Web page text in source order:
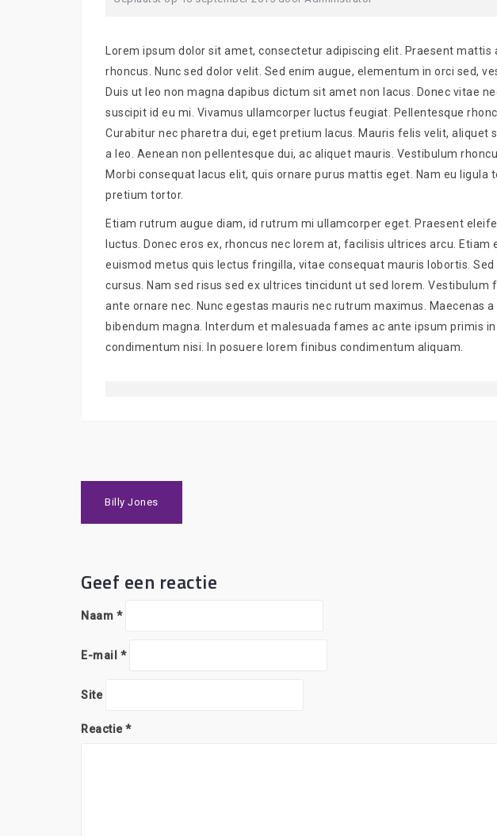
Lorem ipsum dolor sit amet, consectetur adipiscing elit. Praesent mattis
rhoncus. Nunc sed dolor velit. Sed enim augue, elementum in orci sed,
Duis ut leo non magna dapibus dictum sit amet non lacus. Donec vitae
suscipit id eu mi. Vivamus ullamcorper luctus feugiat. Pellentesque
Curabitur nec pharetra dui, eget pretium lacus. Mauris felis velit, aliquet
a leo. Aenean non pellentesque dui, ac aliquet mauris. Vestibulum
Morbi consequat lacus elit, quis ornare purus mattis eget. Nam eu ligula
pretium tortor.
Etiam rutrum augue diam, id rutrum mi ullamcorper eget. Praesent
luctus. Donec eros ex, rhoncus nec lorem at, facilisis ultrices arcu. Etiam
euismod metus quis lectus fringilla, vitae consequat mauris lobortis.
cursus. Nam sed risus sed ex ultrices tincidunt ut sed lorem. Vestibulum
ante ornare nec. Nunc egestas mauris nec rutrum maximus. Maecenas a
bibendum magna. Interdum et malesuada fames ac ante ipsum primis
condimentum nisi. In posuere lorem finibus condimentum aliquam.
Bericht
navigatie
Billy Jones
Geef een reactie
Naam *
E-mail *
Site
Reactie*